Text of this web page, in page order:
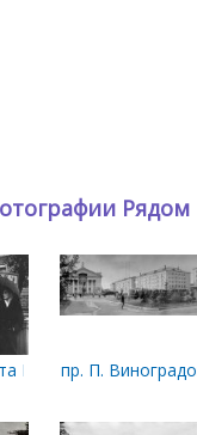
Рядом
ГАИ пр. П.